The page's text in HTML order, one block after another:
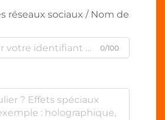
réseaux sociaux / Nom de
0/100